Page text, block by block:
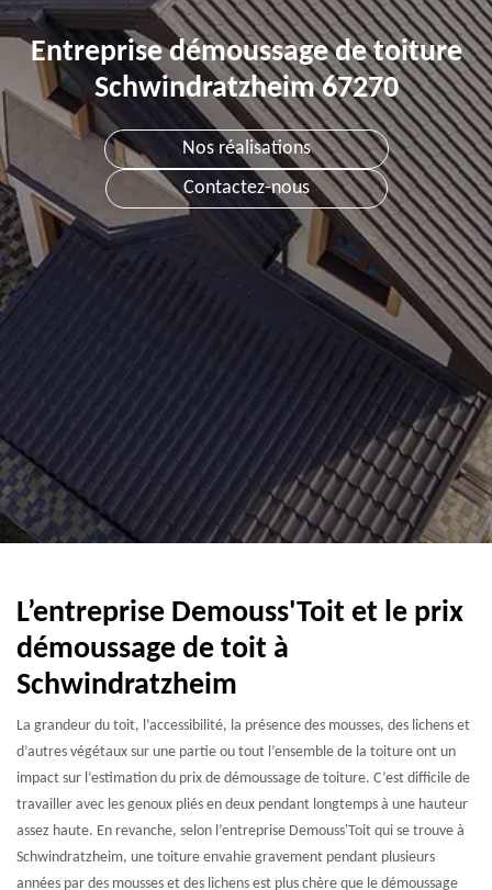
Entreprise démoussage de toiture
Schwindratzheim 67270
Nos réalisations
Contactez-nous
L’entreprise Demouss'Toit et le prix
démoussage de toit à
Schwindratzheim
La grandeur du toit, l’accessibilité, la présence des mousses, des lichens et
d’autres végétaux sur une partie ou tout l’ensemble de la toiture ont un
impact sur l’estimation du prix de démoussage de toiture. C’est difficile de
travailler avec les genoux pliés en deux pendant longtemps à une hauteur
assez haute. En revanche, selon l’entreprise Demouss'Toit qui se trouve à
Schwindratzheim, une toiture envahie gravement pendant plusieurs
années par des mousses et des lichens est plus chère que le démoussage